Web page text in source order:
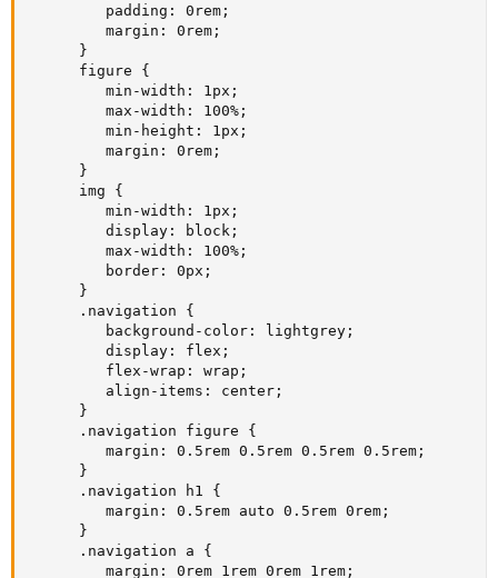
         padding: 0rem;
         margin: 0rem;
      }
      figure {
         min-width: 1px;
         max-width: 100%;
         min-height: 1px;
         margin: 0rem;
      }
      img {
         min-width: 1px;
         display: block;
         max-width: 100%;
         border: 0px;
      }
      .navigation {
         background-color: lightgrey;
         display: flex;
         flex-wrap: wrap;
         align-items: center;
      }
      .navigation figure {
         margin: 0.5rem 0.5rem 0.5rem 0.5rem;
      }
      .navigation h1 {
         margin: 0.5rem auto 0.5rem 0rem;
      }
      .navigation a {
         margin: 0rem 1rem 0rem 1rem;